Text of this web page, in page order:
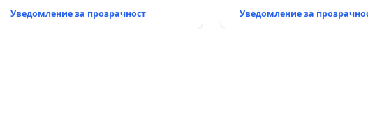
Уведомление за прозрачност
Уведомление за